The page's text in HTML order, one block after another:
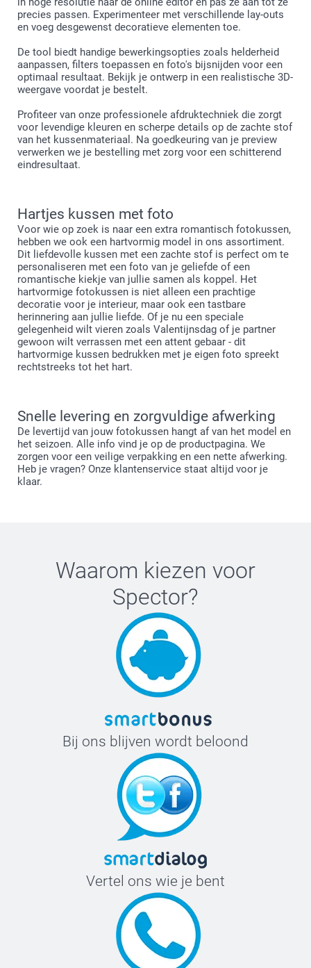
precies passen. Experimenteer met verschillende lay-outs
en voeg desgewenst decoratieve elementen toe.
De tool biedt handige bewerkingsopties zoals helderheid
aanpassen, filters toepassen en foto's bijsnijden voor een
optimaal resultaat. Bekijk je ontwerp in een realistische 3D-
weergave voordat je bestelt.
Profiteer van onze professionele afdruktechniek die zorgt
voor levendige kleuren en scherpe details op de zachte stof
van het kussenmateriaal. Na goedkeuring van je preview
verwerken we je bestelling met zorg voor een schitterend
eindresultaat.
Hartjes kussen met foto
Voor wie op zoek is naar een extra romantisch fotokussen,
hebben we ook een hartvormig model in ons assortiment.
Dit liefdevolle kussen met een zachte stof is perfect om te
personaliseren met een foto van je geliefde of een
romantische kiekje van jullie samen als koppel. Het
hartvormige fotokussen is niet alleen een prachtige
decoratie voor je interieur, maar ook een tastbare
herinnering aan jullie liefde. Of je nu een speciale
gelegenheid wilt vieren zoals Valentijnsdag of je partner
gewoon wilt verrassen met een attent gebaar - dit
hartvormige kussen bedrukken met je eigen foto spreekt
rechtstreeks tot het hart.
Snelle levering en zorgvuldige afwerking
De levertijd van jouw fotokussen hangt af van het model en
het seizoen. Alle info vind je op de productpagina. We
zorgen voor een veilige verpakking en een nette afwerking.
Heb je vragen? Onze klantenservice staat altijd voor je
klaar.
Waarom kiezen voor
Spector?
Bij ons blijven wordt beloond
Vertel ons wie je bent